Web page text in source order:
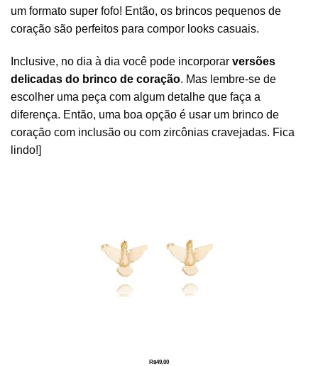
um formato super fofo! Então, os brincos pequenos de
coração são perfeitos para compor looks casuais.
Inclusive, no dia à dia você pode incorporar versões
delicadas do brinco de coração. Mas lembre-se de
escolher uma peça com algum detalhe que faça a
diferença. Então, uma boa opção é usar um brinco de
coração com inclusão ou com zircônias cravejadas. Fica
lindo!]
R$49,00